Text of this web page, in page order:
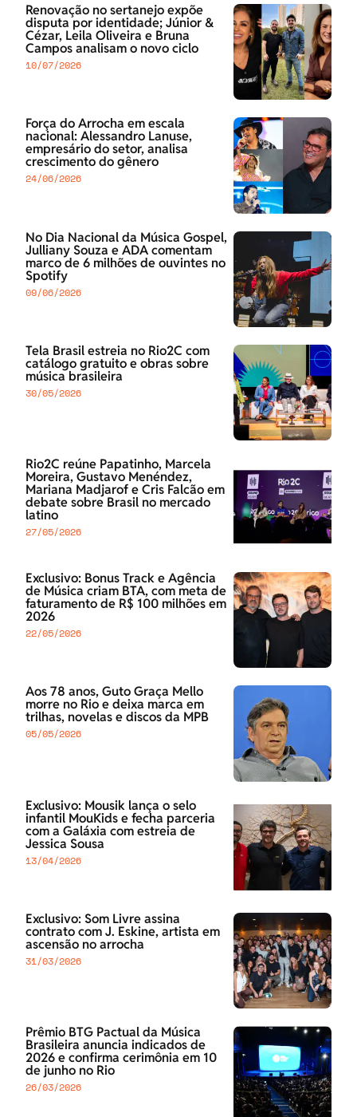
Renovação no sertanejo expõe
disputa por identidade; Júnior &
Cézar, Leila Oliveira e Bruna
Campos analisam o novo ciclo
10/07/2026
Força do Arrocha em escala
nacional: Alessandro Lanuse,
empresário do setor, analisa
crescimento do gênero
24/06/2026
No Dia Nacional da Música Gospel,
Julliany Souza e ADA comentam
marco de 6 milhões de ouvintes no
Spotify
09/06/2026
Tela Brasil estreia no Rio2C com
catálogo gratuito e obras sobre
música brasileira
30/05/2026
Rio2C reúne Papatinho, Marcela
Moreira, Gustavo Menéndez,
Mariana Madjarof e Cris Falcão em
debate sobre Brasil no mercado
latino
27/05/2026
Exclusivo: Bonus Track e Agência
de Música criam BTA, com meta de
faturamento de R$ 100 milhões em
2026
22/05/2026
Aos 78 anos, Guto Graça Mello
morre no Rio e deixa marca em
trilhas, novelas e discos da MPB
05/05/2026
Exclusivo: Mousik lança o selo
infantil MouKids e fecha parceria
com a Galáxia com estreia de
Jessica Sousa
13/04/2026
Exclusivo: Som Livre assina
contrato com J. Eskine, artista em
ascensão no arrocha
31/03/2026
Prêmio BTG Pactual da Música
Brasileira anuncia indicados de
2026 e confirma cerimônia em 10
de junho no Rio
26/03/2026